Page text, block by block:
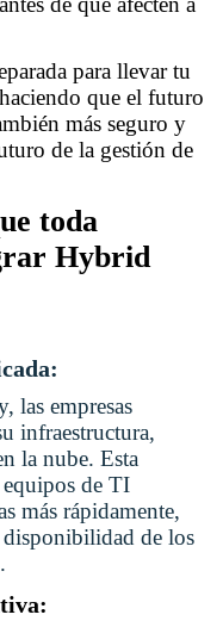
para llevar tu
que el futuro
más seguro y
de la gestión de
toda
Hybrid
las empresas
infraestructura,
la nube. Esta
de TI
más rápidamente,
de los